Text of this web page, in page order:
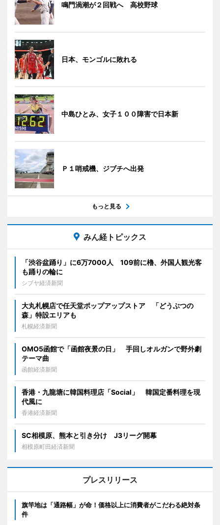
鳴門渦潮が２回戦へ 高校野球
日本、モンゴルに敗れる
中島ひとみ、女子１００障害で日本新
Ｐ１哨戒機、ジブチへ出発
もっと見る
みん経トピックス
「渋谷盆踊り」に6万7000人 109前に櫓、外国人観光客
も踊りの輪に
シブヤ経済新聞
大丸札幌店で任天堂ポップアップストア 「どうぶつの
森」特設エリアも
札幌経済新聞
OMO5函館で「函館夜景の日」 手回しオルガンで野外劇
テーマ曲
函館経済新聞
香港・九龍塘に韓国料理店「Social」 韓国定番料理を現
代風に
香港経済新聞
SC相模原、熊本と引き分け J3リーグ開幕
相模原町田経済新聞
プレスリリース
旗竿地は「通路幅」が命！価格以上に消費者がこだわる絶対条
件